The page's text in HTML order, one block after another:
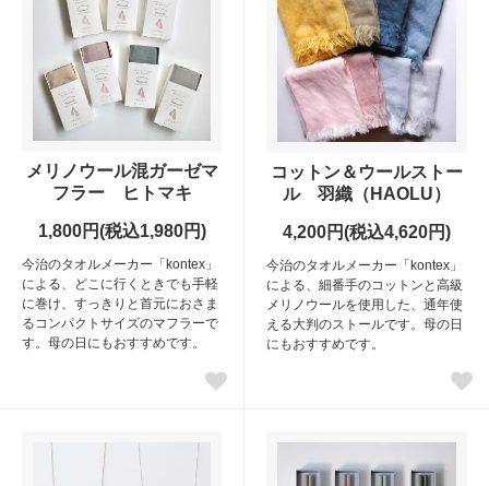
メリノウール混ガーゼマ
フラー ヒトマキ
1,800円(税込1,980円)
今治のタオルメーカー「kontex」
による、どこに行くときでも手軽
に巻け、すっきりと首元におさま
るコンパクトサイズのマフラーで
す。母の日にもおすすめです。
コットン＆ウールストー
ル 羽織（HAOLU）
4,200円(税込4,620円)
今治のタオルメーカー「kontex」
による、細番手のコットンと高級
メリノウールを使用した、通年使
える大判のストールです。母の日
にもおすすめです。